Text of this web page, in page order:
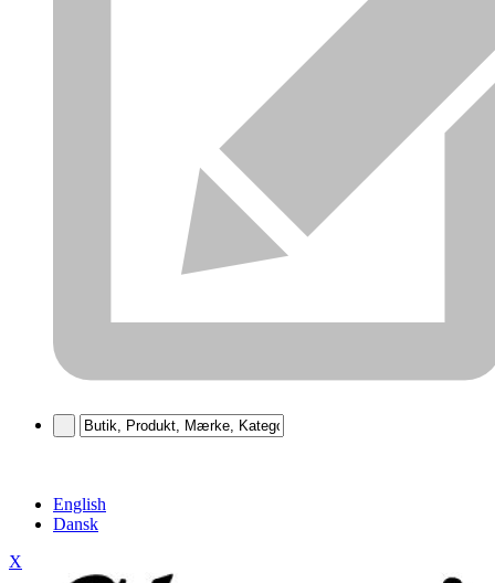
English
Dansk
X